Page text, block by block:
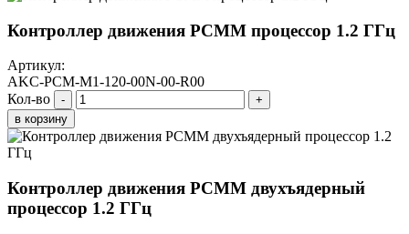
Контроллер движения PCMM процессор 1.2 ГГц
Артикул:
AKC-PCM-M1-120-00N-00-R00
Кол-во
-
+
в корзину
Контроллер движения PCMM двухъядерный
процессор 1.2 ГГц